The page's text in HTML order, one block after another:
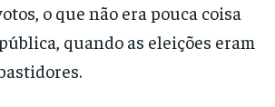
o que não era pouca coisa
quando as eleições eram